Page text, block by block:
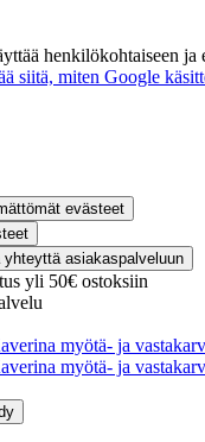
henkilökohtaiseen ja
siitä, miten Google
evästeet
yhteyttä asiakaspalveluun
yli 50€ ostoksiin